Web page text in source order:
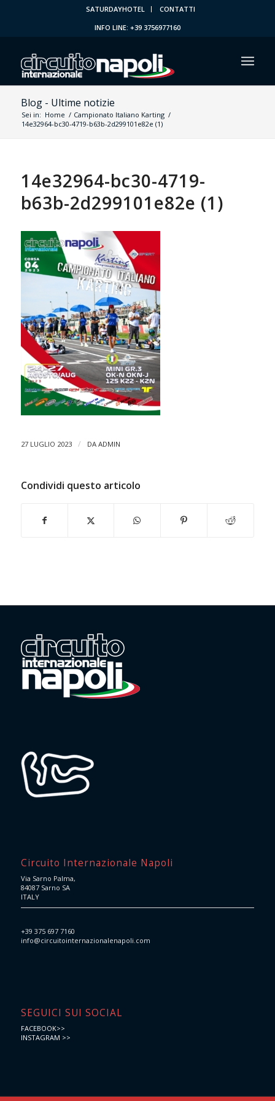
SATURDAYHOTEL
CONTATTI
INFO LINE: +39 3756977160
Blog - Ultime notizie
Sei in: Home / Campionato Italiano Karting /
14e32964-bc30-4719-b63b-2d299101e82e (1)
14e32964-bc30-4719-
b63b-2d299101e82e (1)
27 LUGLIO 2023 / DA ADMIN
Condividi questo articolo
Circuito Internazionale Napoli
Via Sarno Palma,
84087 Sarno SA
ITALY
+39 375 697 7160
info@circuitointernazionalenapoli.com
SEGUICI SUI SOCIAL
FACEBOOK>>
INSTAGRAM >>